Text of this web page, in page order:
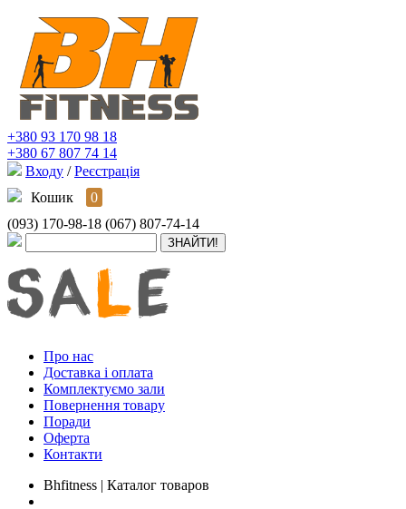
+380 93 170 98 18
+380 67 807 74 14
Входу / Реєстрація
Кошик
0
(093) 170-98-18 (067) 807-74-14
Про нас
Доставка і оплата
Комплектуємо зали
Повернення товару
Поради
Оферта
Контакти
Bhfitness | Каталог товаров